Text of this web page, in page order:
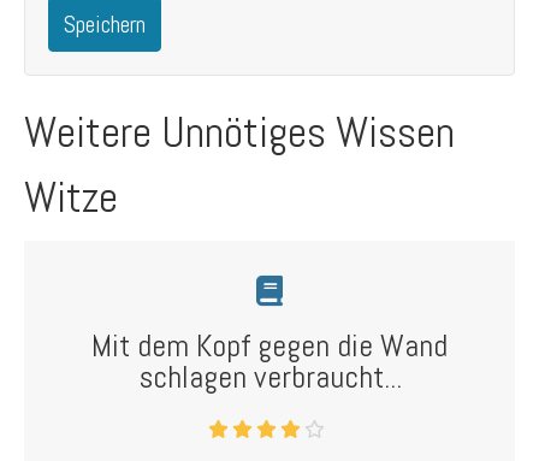
Speichern
Weitere Unnötiges Wissen
Witze
Mit dem Kopf gegen die Wand
schlagen verbraucht...